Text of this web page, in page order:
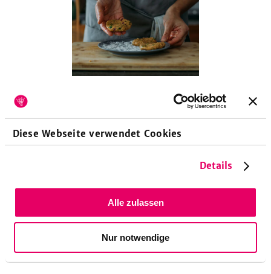
Diese Webseite verwendet Cookies
Details
Alle zulassen
Nur notwendige
4
3,0 EL Öl
Öl in einer Pfanne erhitzen. Die Bratlinge herausbraten, auf